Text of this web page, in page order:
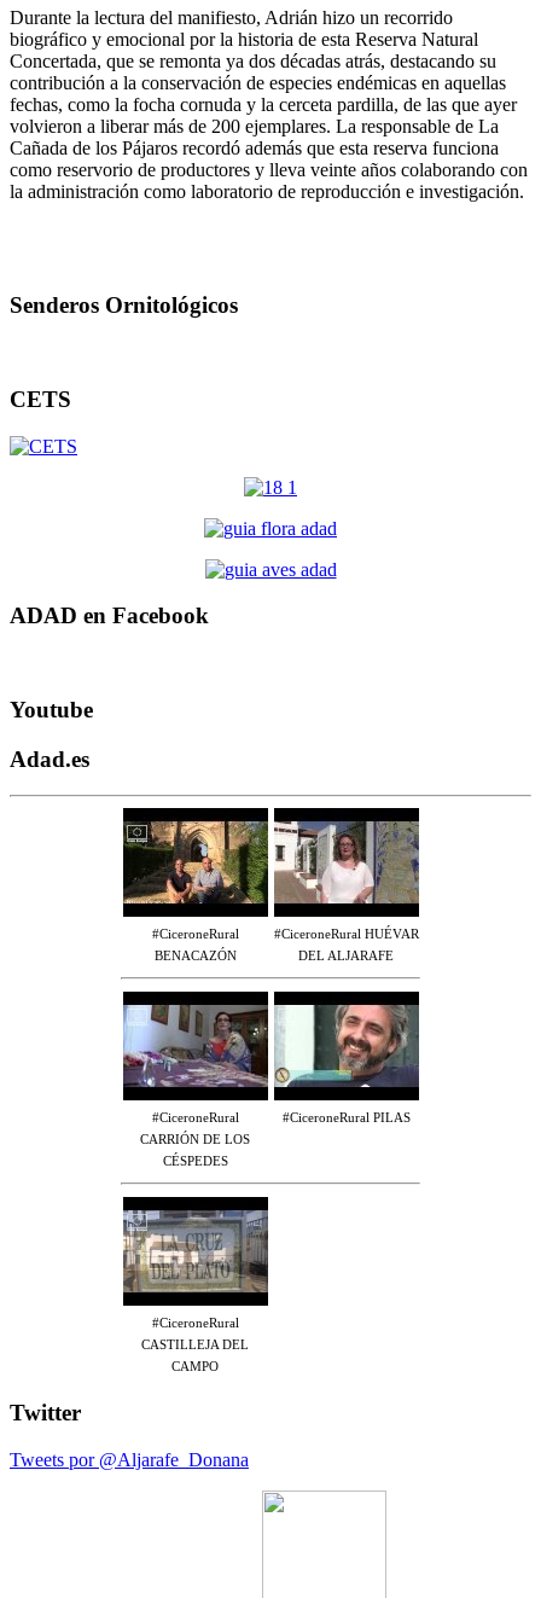
Durante la lectura del manifiesto, Adrián hizo un recorrido
biográfico y emocional por la historia de esta Reserva Natural
Concertada, que se remonta ya dos décadas atrás, destacando su
contribución a la conservación de especies endémicas en aquellas
fechas, como la focha cornuda y la cerceta pardilla, de las que ayer
volvieron a liberar más de 200 ejemplares. La responsable de La
Cañada de los Pájaros recordó además que esta reserva funciona
como reservorio de productores y lleva veinte años colaborando con
la administración como laboratorio de reproducción e investigación.
Senderos Ornitológicos
CETS
ADAD en Facebook
Youtube
Adad.es
#CiceroneRural
BENACAZÓN
#CiceroneRural HUÉVAR
DEL ALJARAFE
#CiceroneRural
CARRIÓN DE LOS
CÉSPEDES
#CiceroneRural PILAS
#CiceroneRural
CASTILLEJA DEL
CAMPO
Twitter
Tweets por @Aljarafe_Donana